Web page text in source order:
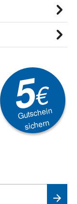
5€
Gutschein
sichern